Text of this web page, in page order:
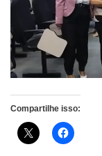
Compartilhe isso: